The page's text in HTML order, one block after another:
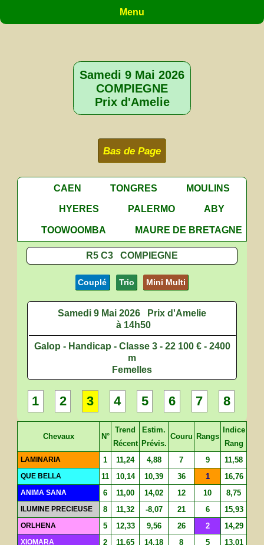
Menu
Samedi 9 Mai 2026
COMPIEGNE
Prix d'Amelie
Bas de Page
CAEN TONGRES
MOULINS
HYERES
PALERMO
ABY
TOOWOOMBA
MAURE DE BRETAGNE
R5 C3 COMPIEGNE
Couplé Trio Mini Multi
Samedi 9 Mai 2026
Prix d'Amelie
à 14h50
Galop - Handicap - Classe 3 - 22 100 € - 2400
m
Femelles
1 2 3 4 5 6 7 8
Chevaux N°
Trend
Récent
Estim.
Prévis.
Couru Rangs
Indice
Rang
LAMINARIA 1 11,24 4,88 7 9 11,58
QUE BELLA 11 10,14 10,39 36 1 16,76
ANIMA SANA 6 11,00 14,02 12 10 8,75
ILUMINE PRECIEUSE 8 11,32 -8,07 21 6 15,93
ORLHENA 5 12,33 9,56 26 2 14,29
XIOMARA 2 11,65 14,18 8 5 13,01